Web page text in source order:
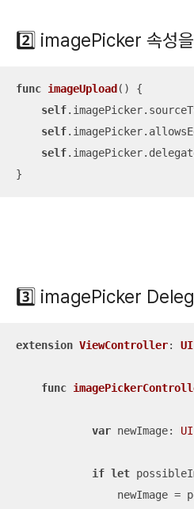
2️⃣ imagePicker 속성
func imageUpload ()
{
self
self
self
}
3️⃣ imagePicker
extension ViewController:
func
var newImage:
if let
                newImage
=